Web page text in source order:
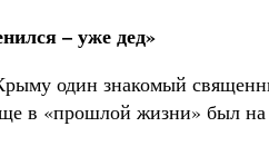
– уже дед»
один знакомый
в «прошлой жизни» был на